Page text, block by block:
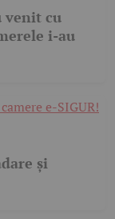
venit cu
i-au
și